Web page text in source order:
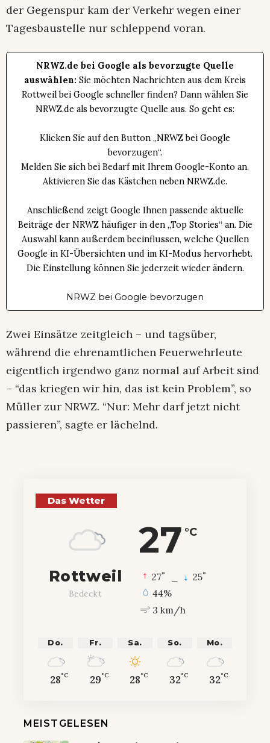
der Gegenspur kam der Verkehr wegen einer
Tagesbaustelle nur schleppend voran.
NRWZ.de bei Google als bevorzugte Quelle
auswählen: Sie möchten Nachrichten aus dem Kreis
Rottweil bei Google schneller finden? Dann wählen Sie
NRWZ.de als bevorzugte Quelle aus. So geht es:
Klicken Sie auf den Button „NRWZ bei Google
bevorzugen“.
Melden Sie sich bei Bedarf mit Ihrem Google-Konto an.
Aktivieren Sie das Kästchen neben NRWZ.de.
Anschließend zeigt Google Ihnen passende aktuelle
Beiträge der NRWZ häufiger in den „Top Stories“ an. Die
Auswahl kann außerdem beeinflussen, welche Quellen
Google in KI-Übersichten und im KI-Modus hervorhebt.
Die Einstellung können Sie jederzeit wieder ändern.
NRWZ bei Google bevorzugen
Zwei Einsätze zeitgleich – und tagsüber,
während die ehrenamtlichen Feuerwehrleute
eigentlich irgendwo ganz normal auf Arbeit sind
– “das kriegen wir hin, das ist kein Problem”, so
Müller zur NRWZ. “Nur: Mehr darf jetzt nicht
passieren”, sagte er lächelnd.
Das Wetter
27 °C
Rottweil
Bedeckt
27° 25°
44%
3 km/h
Do.
28°C
Fr.
29°C
Sa.
28°C
So.
32°C
Mo.
32°C
MEISTGELESEN